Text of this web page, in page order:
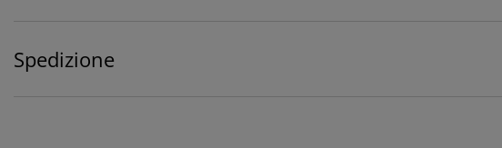
Spedizione